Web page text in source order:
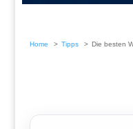
Home Tipps Die besten